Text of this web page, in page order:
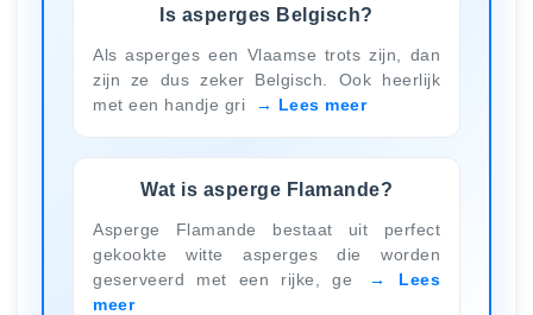
Is asperges Belgisch?
Als asperges een Vlaamse trots zijn, dan
zijn ze dus zeker Belgisch. Ook heerlijk
met een handje gri
Lees meer
Wat is asperge Flamande?
Asperge Flamande bestaat uit perfect
gekookte witte asperges die worden
geserveerd met een rijke, ge
Lees
meer